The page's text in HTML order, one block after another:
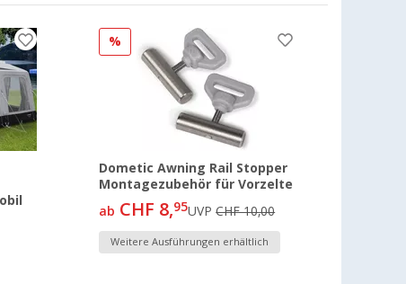
%
Dometic Awning Rail Stopper
Montagezubehör für Vorzelte
ab CHF 8,95UVPCHF 10,00
Weitere Ausführungen erhältlich